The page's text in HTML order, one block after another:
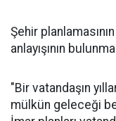
Şehir
anlayışının
"Bir vatandaşın
mülkün geleceği